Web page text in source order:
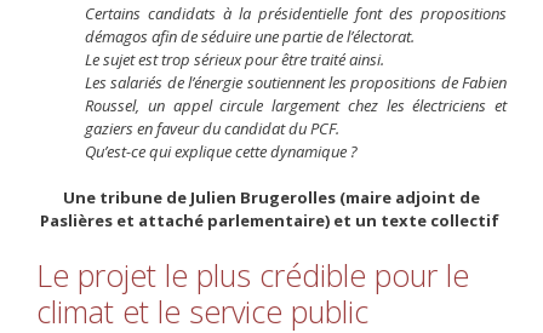
Certains candidats à la présidentielle font des propositions
démagos afin de séduire une partie de l’électorat.
Le sujet est trop sérieux pour être traité ainsi.
Les salariés de l’énergie soutiennent les propositions de Fabien
Roussel, un appel circule largement chez les électriciens et
gaziers en faveur du candidat du PCF.
Qu’est-ce qui explique cette dynamique ?
Une tribune de Julien Brugerolles (maire adjoint de
Paslières et attaché parlementaire) et un texte collectif
Le projet le plus crédible pour le
climat et le service public